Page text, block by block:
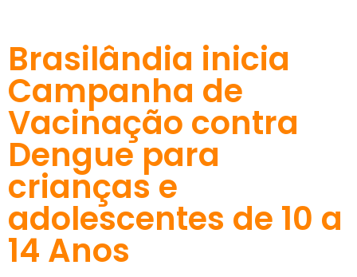
Brasilândia inicia
Campanha de
Vacinação contra
Dengue para
crianças e
adolescentes de 10 a
14 Anos